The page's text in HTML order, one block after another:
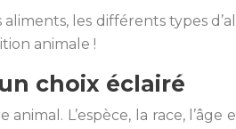
les différents types
animale !
choix éclairé
L’espèce, la race, l’âge